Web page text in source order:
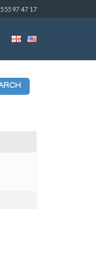
555 97 47 17